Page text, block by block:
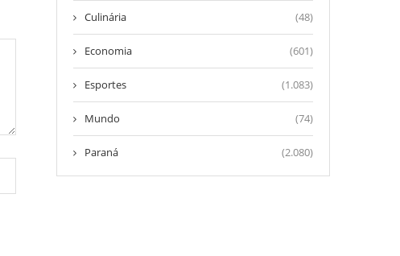
Culinária (48)
Economia (601)
Esportes (1.083)
Mundo (74)
Paraná (2.080)